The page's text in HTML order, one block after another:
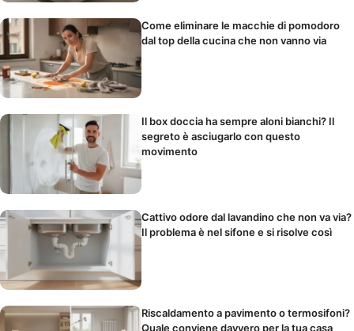
Come eliminare le macchie di pomodoro
dal top della cucina che non vanno via
Il box doccia ha sempre aloni bianchi? Il
segreto è asciugarlo con questo
movimento
Cattivo odore dal lavandino che non va via?
Il problema è nel sifone e si risolve così
Riscaldamento a pavimento o termosifoni?
Quale conviene davvero per la tua casa